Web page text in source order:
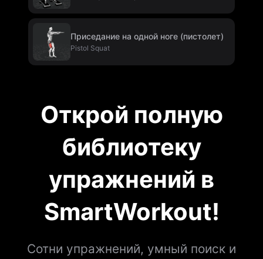
Приседание на одной ноге (пистолет)
Pistol Squat
Открой полную
библиотеку
упражнений в
SmartWorkout!
Сотни упражнений, умный поиск и